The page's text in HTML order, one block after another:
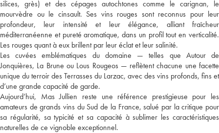
silices, grès) et des cépages autochtones comme le carignan, le
mourvèdre ou le cinsault. Ses vins rouges sont reconnus pour leur
profondeur, leur intensité et leur élégance, alliant fraîcheur
méditerranéenne et pureté aromatique, dans un profil tout en verticalité.
Les rouges quant à eux brillent par leur éclat et leur salinité.
Les cuvées emblématiques du domaine — telles que Autour de
Jonquières, La Brune ou Lous Rougeos — reflètent chacune une facette
unique du terroir des Terrasses du Larzac, avec des vins profonds, fins et
d’une grande capacité de garde.
Aujourd’hui, Mas Jullien reste une référence prestigieuse pour les
amateurs de grands vins du Sud de la France, salué par la critique pour
sa régularité, sa typicité et sa capacité à sublimer les caractéristiques
naturelles de ce vignoble exceptionnel.